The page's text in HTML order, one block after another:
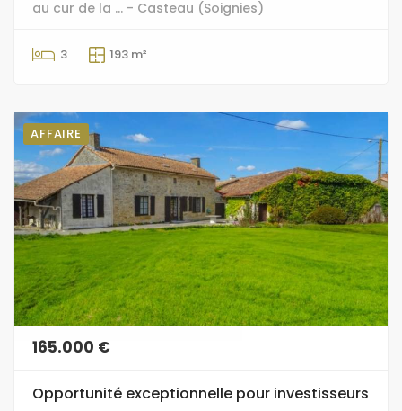
au cur de la ... - Casteau (Soignies)
3 193 m²
AFFAIRE
165.000 €
Opportunité exceptionnelle pour investisseurs